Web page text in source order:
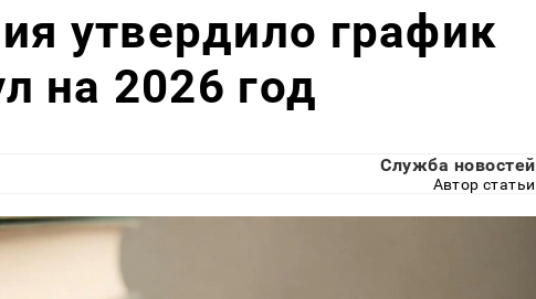
утвердило график
на 2026 год
Служба новостей
Автор статьи